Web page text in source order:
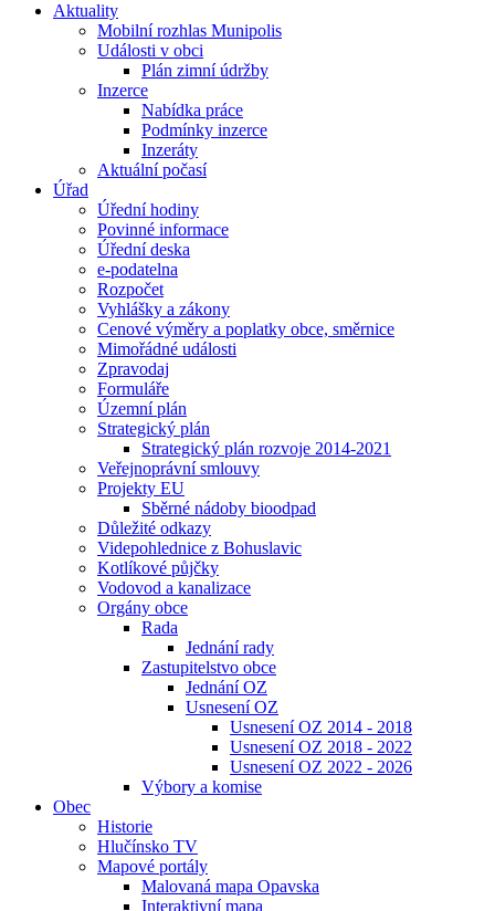
Aktuality
Mobilní rozhlas Munipolis
Události v obci
Plán zimní údržby
Inzerce
Nabídka práce
Podmínky inzerce
Inzeráty
Aktuální počasí
Úřad
Úřední hodiny
Povinné informace
Úřední deska
e-podatelna
Rozpočet
Vyhlášky a zákony
Cenové výměry a poplatky obce, směrnice
Mimořádné události
Zpravodaj
Formuláře
Územní plán
Strategický plán
Strategický plán rozvoje 2014-2021
Veřejnoprávní smlouvy
Projekty EU
Sběrné nádoby bioodpad
Důležité odkazy
Videpohlednice z Bohuslavic
Kotlíkové půjčky
Vodovod a kanalizace
Orgány obce
Rada
Jednání rady
Zastupitelstvo obce
Jednání OZ
Usnesení OZ
Usnesení OZ 2014 - 2018
Usnesení OZ 2018 - 2022
Usnesení OZ 2022 - 2026
Výbory a komise
Obec
Historie
Hlučínsko TV
Mapové portály
Malovaná mapa Opavska
Interaktivní mapa